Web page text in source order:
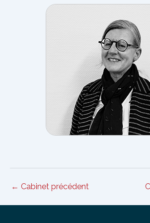
Navigation
← Cabinet précédent